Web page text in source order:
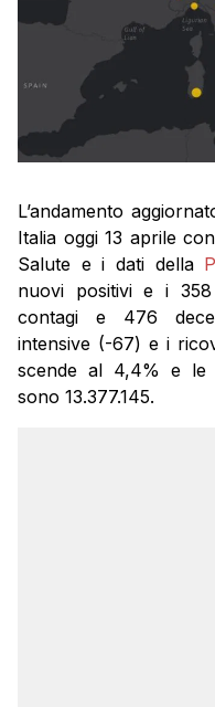
L’andamento
Italia oggi 13 aprile
Salute e i dati della
nuovi positivi e i
contagi e 476
intensive (-67) e i
scende al 4,4% e le
sono 13.377.145.